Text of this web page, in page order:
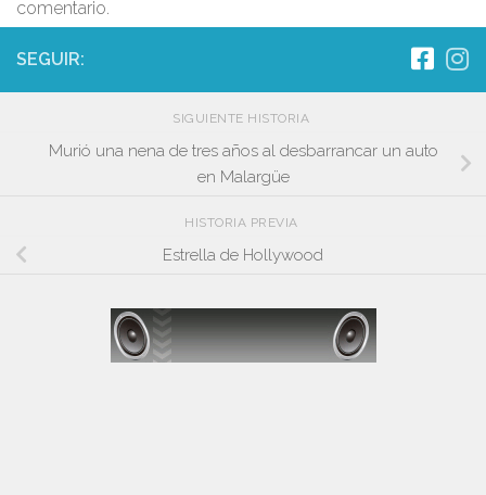
comentario.
SEGUIR:
SIGUIENTE HISTORIA
Murió una nena de tres años al desbarrancar un auto
en Malargüe
HISTORIA PREVIA
Estrella de Hollywood